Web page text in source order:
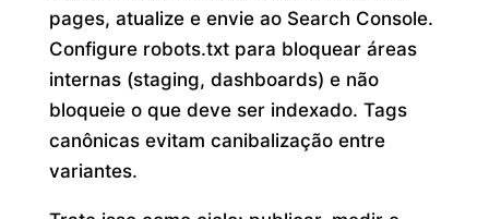
pages, atualize e envie ao Search Console.
Configure robots.txt para bloquear áreas
internas (staging, dashboards) e não
bloqueie o que deve ser indexado. Tags
canônicas evitam canibalização entre
variantes.